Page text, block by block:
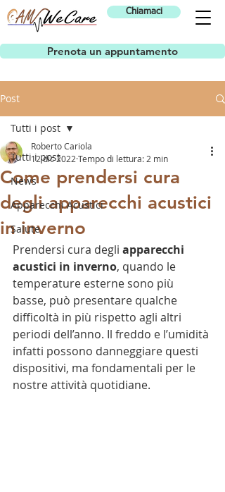
Chiamaci
Prenota un appuntamento
Post
Tutti i post
News
Apparecchi Acustici
Salute
Tutti i post
Come prendersi cura
degli apparecchi acustici
in inverno
Roberto Cariola
12 dic 2022 Tempo di lettura: 2 min
Prendersi cura degli apparecchi
acustici in inverno, quando le
temperature esterne sono più
basse, può presentare qualche
difficoltà in più rispetto agli altri
periodi dell’anno. Il freddo e l’umidità
infatti possono danneggiare questi
dispositivi, ma fondamentali per le
nostre attività quotidiane.